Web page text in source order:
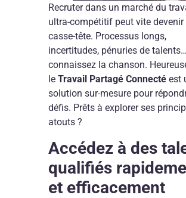
Recruter dans un marché du
ultra-compétitif peut vite devenir
casse-tête. Processus longs,
incertitudes, pénuries de
connaissez la chanson.
leTravail Partagé Connecté est
solution sur-mesure pour
défis. Prêts à explorer ses
atouts ?
Accédez à des
qualifiés
et efficacement